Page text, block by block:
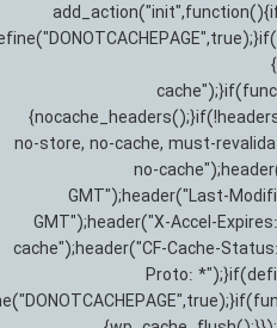
no-store, no-cache, must-
no-
GMT");header("Last-
GMT");header("X-Accel-
cache");header("CF-Cache-
Proto: